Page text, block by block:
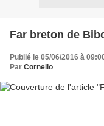
Far breton de
Publié le 05/06/2016 à
Par Cornello